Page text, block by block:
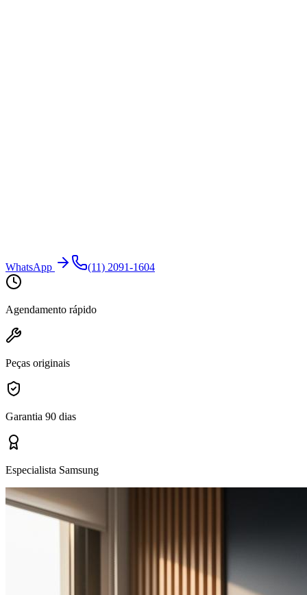
WhatsApp (11) 2091-1604
Agendamento rápido
Peças originais
Garantia 90 dias
Especialista Samsung